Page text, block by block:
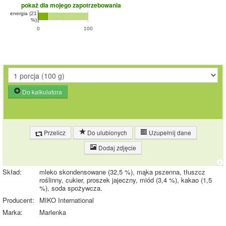
pokaż dla mojego zapotrzebowania
0 100
energia (21
%)
Do kalkulatora
Przelicz Do ulubionych
Uzupełnij dane
Dodaj zdjęcie
Skład:
mleko skondensowane (32,5 %), mąka pszenna, tłuszcz
roślinny, cukier, proszek jajeczny, miód (3,4 %), kakao (1,5
%), soda spożywcza.
Producent:
MIKO International
Marka:
Marlenka